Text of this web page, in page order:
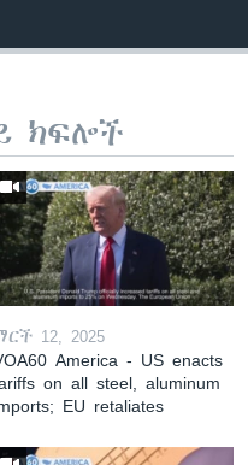
ክፍሎች
12, 2025
America - US enacts
on all steel, aluminum
EU retaliates